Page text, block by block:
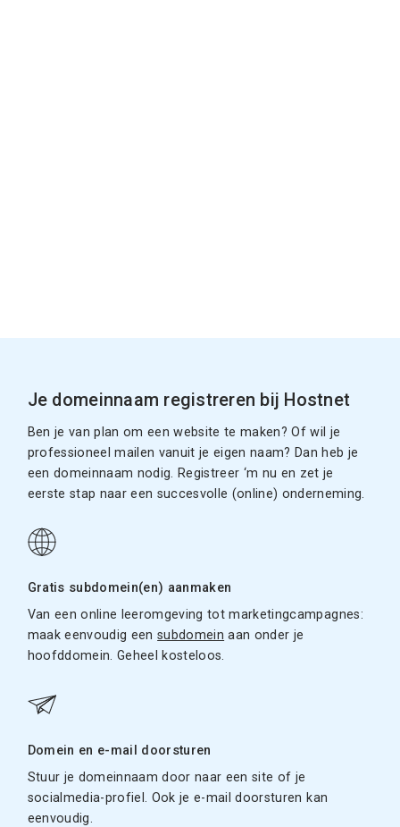
Je domeinnaam registreren bij Hostnet
Ben je van plan om een website te maken? Of wil je
professioneel mailen vanuit je eigen naam? Dan heb je
een domeinnaam nodig. Registreer ‘m nu en zet je
eerste stap naar een succesvolle (online) onderneming.
Gratis subdomein(en) aanmaken
Van een online leeromgeving tot marketingcampagnes:
maak eenvoudig eensubdomein aan onder je
hoofddomein. Geheel kosteloos.
Domein en e-mail doorsturen
Stuur je domeinnaam door naar een site of je
socialmedia-profiel. Ook je e-mail doorsturen kan
eenvoudig.